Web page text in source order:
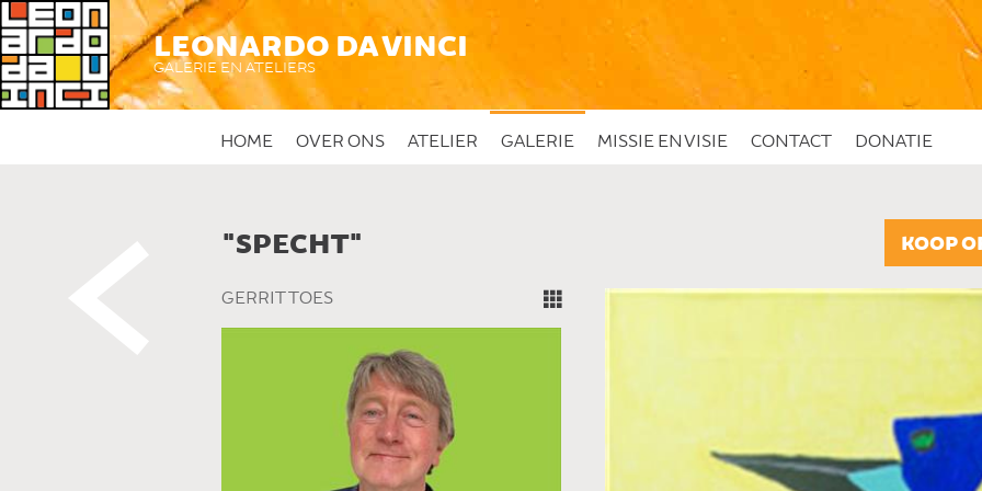
LEONARDO DA VINCI
GALERIE EN ATELIERS
HOME OVER ONS ATELIER GALERIE MISSIE EN VISIE CONTACT DONATIE
"SPECHT"
GERRIT TOES
KOOP